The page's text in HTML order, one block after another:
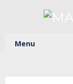
Menu